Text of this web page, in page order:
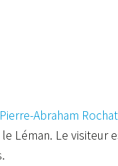
Pierre-Abraham Rochat
Léman. Le visiteur